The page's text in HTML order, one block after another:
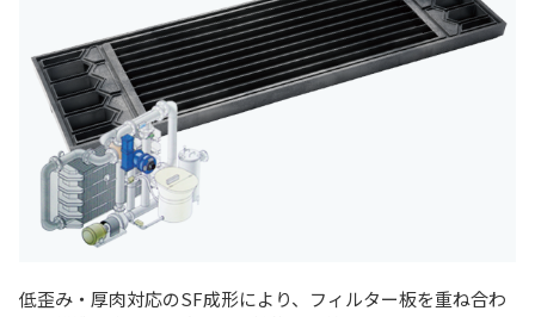
低歪み・厚肉対応のSF成形により、フィルター板を重ね合わ